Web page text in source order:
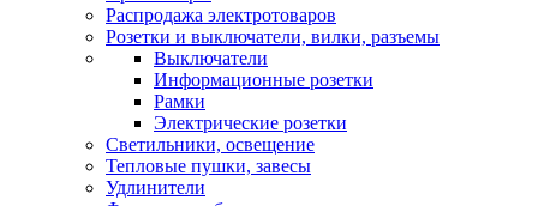
Распродажа электротоваров
Розетки и выключатели, вилки, разъемы
Выключатели
Информационные розетки
Рамки
Электрические розетки
Светильники, освещение
Тепловые пушки, завесы
Удлинители